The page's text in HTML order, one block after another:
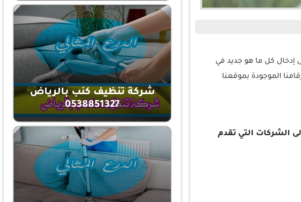
إدخال كل ما هو جديد في
الموجودة بموقعنا
الشركات التي تقدم
شركة تنظيف كنب بالرياض
0538851327